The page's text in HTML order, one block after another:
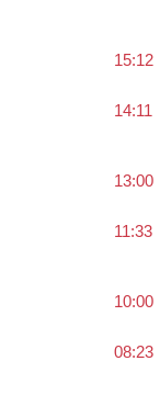
15:12
14:11
13:00
11:33
10:00
08:23